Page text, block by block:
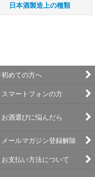
日本酒製造上の種類
初めての方へ
スマートフォンの方
お酒選びに悩んだら
メールマガジン登録解除
お支払い方法について